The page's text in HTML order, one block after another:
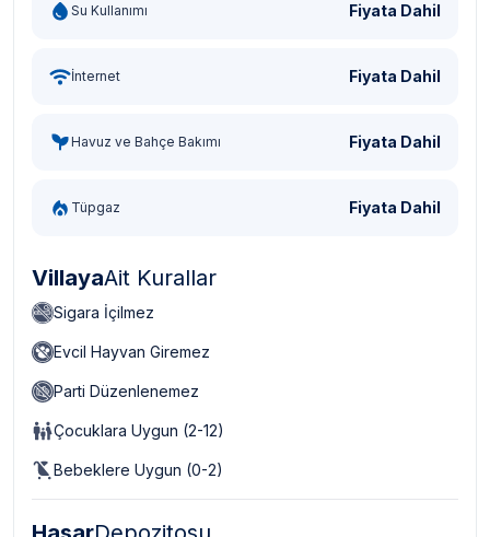
Su Kullanımı Fiyata Dahil
İnternet Fiyata Dahil
Havuz ve Bahçe Bakımı Fiyata Dahil
Tüpgaz Fiyata Dahil
VillayaAit Kurallar
Sigara İçilmez
Evcil Hayvan Giremez
Parti Düzenlenemez
Çocuklara Uygun (2-12)
Bebeklere Uygun (0-2)